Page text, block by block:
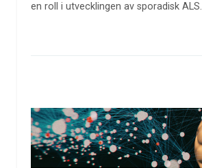
en roll i utvecklingen av sporadisk ALS.